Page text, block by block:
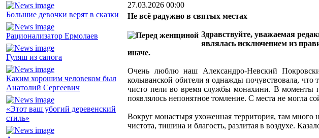
Большие девочки верят в сказки
Рационализатор Ермолаев
Гуляш из сапога
Каким хорошим человеком был
Анатолий Сергеевич
«Этот ваш убогий деревенский
стиль»
27.03.2026 00:00
Не всё радужно в святых местах
Здравствуйте, уважаемая
являлась исключением из
иначе.
Очень люблю наш Александро-Невский
колыванской обители я однажды почувствовала,
чисто пели во время службы монахини. В моменты
появлялось непонятное томление. С места не могла
Вокруг монастыря ухоженная территория, там
чистота, тишина и благость, разлитая в воздухе.